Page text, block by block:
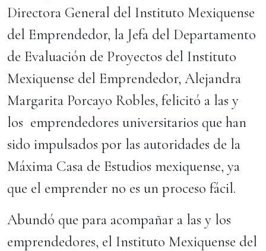
Directora General del Instituto Mexiquense
del Emprendedor, la Jefa del Departamento
de Evaluación de Proyectos del Instituto
Mexiquense del Emprendedor, Alejandra
Margarita Porcayo Robles, felicitó a las y
los emprendedores universitarios que han
sido impulsados por las autoridades de la
Máxima Casa de Estudios mexiquense, ya
que el emprender no es un proceso fácil.
Abundó que para acompañar a las y los
emprendedores, el Instituto Mexiquense del